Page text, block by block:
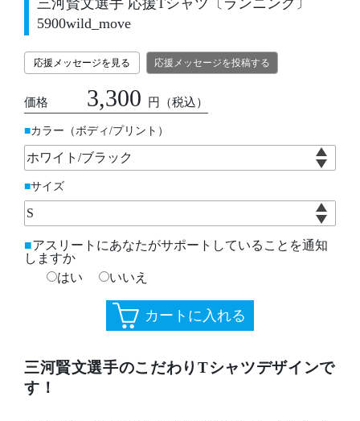
三河賢文選手 応援Tシャツ〔ランニング〕
5900wild_move
応援メッセージを見る 応援メッセージを投稿する
価格 3,300 円 （税込）
カラー（ボディ/プリント）
サイズ
アスリートにあなたがサポートしていることを通知
しますか
はい
いいえ
三河賢文選手のこだわりTシャツデザインで
す！